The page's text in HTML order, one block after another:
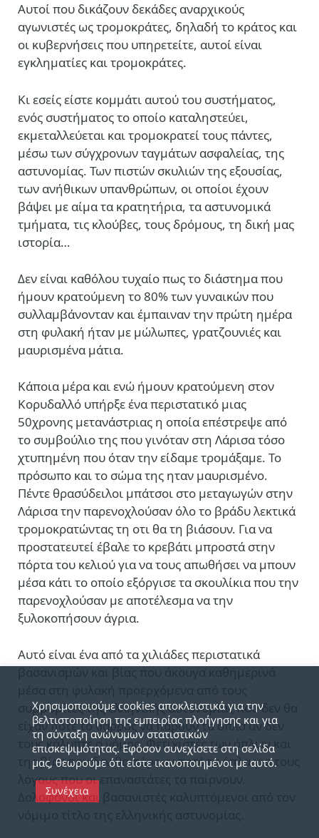
Αυτοί που δικάζουν δεκάδες αναρχικούς
αγωνιστές ως τρομοκράτες, δηλαδή το κράτος και
οι κυβερνήσεις που υπηρετείτε, αυτοί είναι
εγκληματίες και τρομοκράτες.
Κι εσείς είστε κομμάτι αυτού του συστήματος,
ενός συστήματος το οποίο καταληστεύει,
εκμεταλλεύεται και τρομοκρατεί τους πάντες,
μέσω των σύγχρονων ταγμάτων ασφαλείας, της
αστυνομίας. Των πιστών σκυλιών της εξουσίας,
των ανήθικων υπανθρώπων, οι οποίοι έχουν
βάψει με αίμα τα κρατητήρια, τα αστυνομικά
τμήματα, τις κλούβες, τους δρόμους, τη δική μας
ιστορία…
Δεν είναι καθόλου τυχαίο πως το διάστημα που
ήμουν κρατούμενη το 80% των γυναικών που
συλλαμβάνονταν και έμπαιναν την πρώτη ημέρα
στη φυλακή ήταν με μώλωπες, γρατζουνιές και
μαυρισμένα μάτια.
Κάποια μέρα και ενώ ήμουν κρατούμενη στον
Κορυδαλλό υπήρξε ένα περιστατικό μιας
50χρονης μετανάστριας η οποία επέστρεψε από
το συμβούλιο της που γινόταν στη Λάρισα τόσο
χτυπημένη που όταν την είδαμε τρομάξαμε. Το
πρόσωπο και το σώμα της ηταν μαυρισμένο.
Πέντε θρασύδειλοι μπάτσοι στο μεταγωγών στην
Λάρισα την παρενοχλούσαν όλο το βράδυ λεκτικά
τρομοκρατώντας τη οτι θα τη βιάσουν. Για να
προστατευτεί έβαλε το κρεβάτι μπροστά στην
πόρτα του κελιού για να τους απωθήσει να μπουν
μέσα κάτι το οποίο εξόργισε τα σκουλίκια που την
παρενοχλούσαν με αποτέλεσμα να την
ξυλοκοπήσουν άγρια.
Αυτό είναι ένα από τα χιλιάδες περιστατικά
συμμορίτες της ελληνικής αστυνομίας που δεν θα
είχαν ποτέ το θάρρος να πάρουν τα όπλα αν δεν
τους κάλυπτε ο νόμος. Φετιχιστές των όπλων και
της βίας που δεν θα πάρουν ποτέ τα όπλα για τους
λόγους που οι επαναστάτες τα παίρνουν.
Δολοφόνοι και βασανιστές καλυπτόμενοι από τον
Χρησιμοποιούμε cookies αποκλειστικά για την
βελτιστοποίηση της εμπειρίας πλοήγησης και για
τη σύνταξη ανώνυμων στατιστικών
επισκεψιμότητας. Εφόσον συνεχίσετε στη σελίδα
μας, θεωρούμε ότι είστε ικανοποιημένοι με αυτό.
Συνέχεια